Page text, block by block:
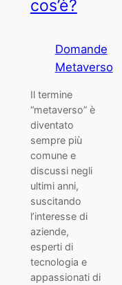
cos’è?
Domande
Metaverso
Il termine
“metaverso” è
diventato
sempre più
comune e
discussi negli
ultimi anni,
suscitando
l’interesse di
aziende,
esperti di
tecnologia e
appassionati di